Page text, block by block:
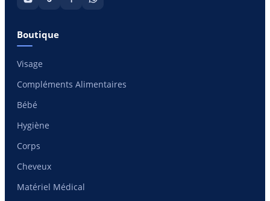
Boutique
Visage
Compléments Alimentaires
Bébé
Hygiène
Corps
Cheveux
Matériel Médical